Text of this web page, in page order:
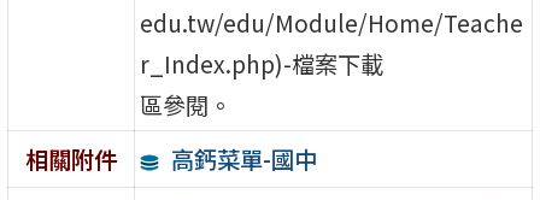
edu.tw/edu/Module/Home/Teache
r_Index.php)-檔案下載
區參閱。
相關附件
高鈣菜單-國中